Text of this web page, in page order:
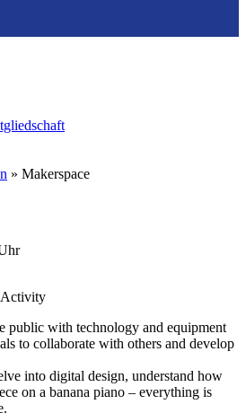
» Makerspace
Activity
public with technology and equipment
to collaborate with others and develop
into digital design, understand how
on a banana piano – everything is